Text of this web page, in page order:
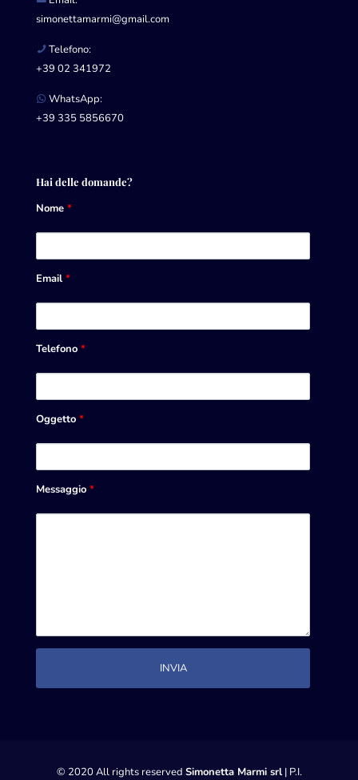
simonettamarmi@gmail.com
Telefono:
+39 02 341972
WhatsApp:
+39 335 5856670
Hai delle domande?
Nome *
Email *
Telefono *
Oggetto *
Messaggio *
© 2020 All rights reserved Simonetta Marmi srl| P.I.